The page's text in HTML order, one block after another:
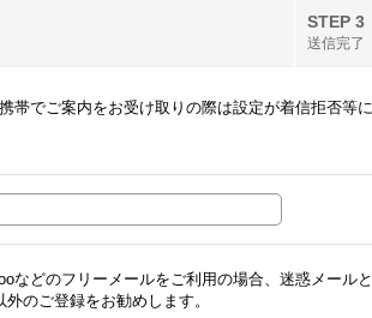
STEP 3
送信完了
帯でご案内をお受け取りの際は設定が着信拒否等
などのフリーメールをご利用の場合、迷惑メール
外のご登録をお勧めします。